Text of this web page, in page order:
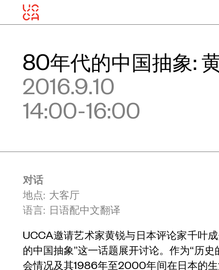
80年代的中国抽象:
2016.9.10
14:00-16:00
对话
地点: 大客厅
语言: 日语配中文翻译
UCCA邀请艺术家黄锐与日本评论家千叶
的中国抽象”这一话题展开讨论。作为“历
会情况及其1986年至2000年间在日本的